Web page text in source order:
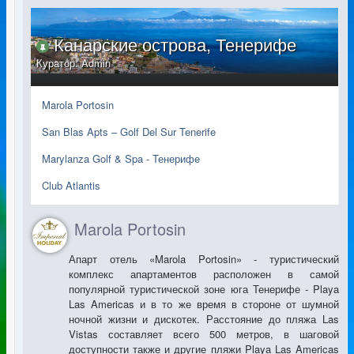
Канарские острова, Тенерифе
Куратор:Admin
Marola Portosin
San Blas Apts – Golf Del Sur Tenerife
Marylanza Golf & Spa - Тенерифе
Club Atlantis
Marola Portosin
Апарт отель «Marola Portosin» - туристический
комплекс апартаментов расположен в самой
популярной туристической зоне юга Тенерифе - Playa
Las Americas и в то же время в стороне от шумной
ночной жизни и дискотек. Расстояние до пляжа Las
Vistas составляет всего 500 метров, в шаговой
доступности также и другие пляжи Playa Las Americas